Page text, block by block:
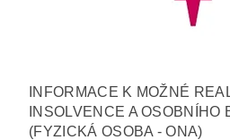
INFORMACE K MOŽNÉ
INSOLVENCE A OSOBNÍHO
(FYZICKÁ OSOBA - ONA)